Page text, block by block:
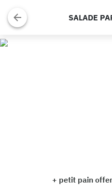
SALADE
+ petit pain